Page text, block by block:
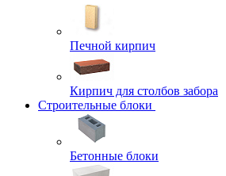
Печной кирпич
Кирпич для столбов забора
Строительные блоки
Бетонные блоки